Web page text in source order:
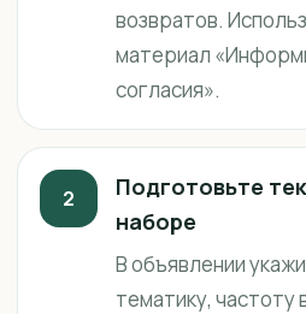
возвратов.
материал
согласия».
2
Подготовьте
наборе
В объявлении
тематику, частоту